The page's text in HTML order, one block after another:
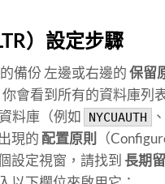
）設定步驟
備份 左邊或右邊的保留
會看到所有的資料庫列
料庫（例如
NYCUAUTH 、
現的配置原則
（
設定視窗，請找到 長期